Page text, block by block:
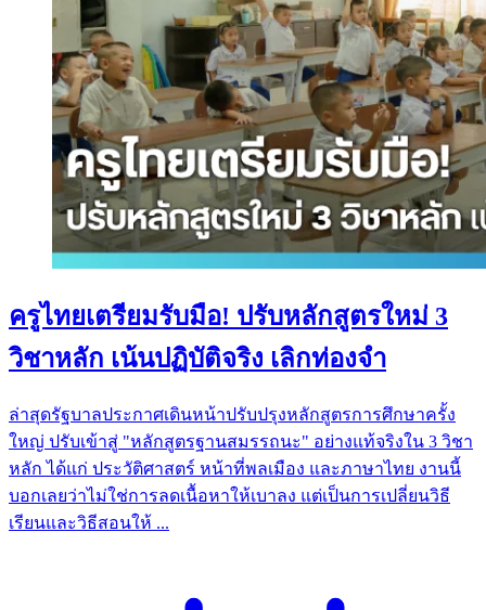
ครูไทยเตรียมรับมือ! ปรับหลักสูตรใหม่ 3
วิชาหลัก เน้นปฏิบัติจริง เลิกท่องจำ
ล่าสุดรัฐบาลประกาศเดินหน้าปรับปรุงหลักสูตรการศึกษาครั้ง
ใหญ่ ปรับเข้าสู่ "หลักสูตรฐานสมรรถนะ" อย่างแท้จริงใน 3 วิชา
หลัก ได้แก่ ประวัติศาสตร์ หน้าที่พลเมือง และภาษาไทย งานนี้
บอกเลยว่าไม่ใช่การลดเนื้อหาให้เบาลง แต่เป็นการเปลี่ยนวิธี
เรียนและวิธีสอนให้ ...